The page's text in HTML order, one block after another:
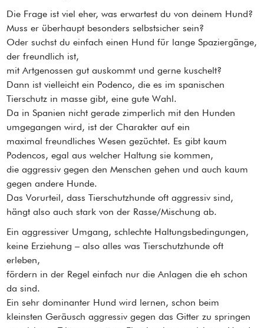
Die Frage ist viel eher, was erwartest du von deinem Hund?
Muss er überhaupt besonders selbstsicher sein?
Oder suchst du einfach einen Hund für lange Spaziergänge,
der freundlich ist,
mit Artgenossen gut auskommt und gerne kuschelt?
Dann ist vielleicht ein Podenco, die es im spanischen
Tierschutz in masse gibt, eine gute Wahl.
Da in Spanien nicht gerade zimperlich mit den Hunden
umgegangen wird, ist der Charakter auf ein
maximal freundliches Wesen gezüchtet. Es gibt kaum
Podencos, egal aus welcher Haltung sie kommen,
die aggressiv gegen den Menschen gehen und auch kaum
gegen andere Hunde.
Das Vorurteil, dass Tierschutzhunde oft aggressiv sind,
hängt also auch stark von der Rasse/Mischung ab.
Ein aggressiver Umgang, schlechte Haltungsbedingungen,
keine Erziehung – also alles was Tierschutzhunde oft
erleben,
fördern in der Regel einfach nur die Anlagen die eh schon
da sind.
Ein sehr dominanter Hund wird lernen, schon beim
kleinsten Geräusch aggressiv gegen das Gitter zu springen